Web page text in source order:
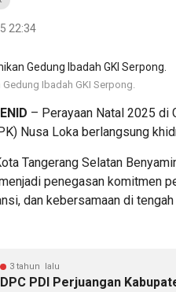
22:34
Ibadah GKI Serpong.
– Perayaan Natal 2025 di
Nusa Loka berlangsung
Tangerang Selatan
penegasan komitmen
dan kebersamaan di
3 tahun lalu
DPC PDI Perjuangan